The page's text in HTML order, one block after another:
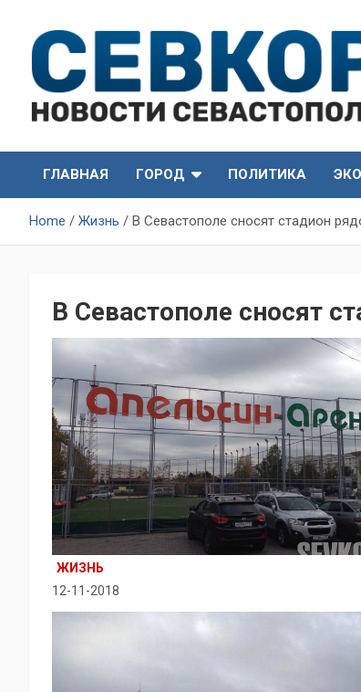
content
СевКор — Новости
Севастополя
Севастополя
ГЛАВНАЯ
ГОРОД ПОЛИТИКА
Home Жизнь В Севастополе сносят стадион
В Севастополе сносят
ЖИЗНЬ
12-11-2018